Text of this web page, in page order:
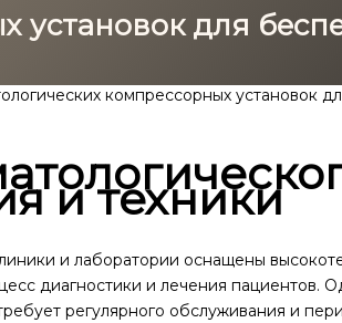
установок для
компрессорных установок
и техники
и лаборатории оснащены
диагностики и лечения пациентов.
регулярного обслуживания и